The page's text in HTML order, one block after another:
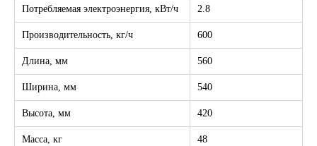
Потребляемая электроэнергия, кВт/ч 2.8
Производительность, кг/ч 600
Длина, мм 560
Ширина, мм 540
Высота, мм 420
Масса, кг 48